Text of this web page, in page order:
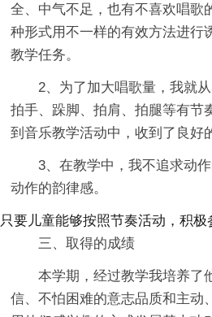
全、中气不足，也有不喜欢唱歌
种形式用不一样的有效方法进行
教学任务。
2、为了加大唱歌量，我就
拍手、跺脚、拍肩、拍腿等有节
到音乐教学活动中，收到了良好
3、在教学中，我不追求动
动作的韵律感。
只要儿童能够按照节奏活动，积极
三、取得的成绩
本学期，经过教学我培养了
信、不怕困难的意志品质和主动